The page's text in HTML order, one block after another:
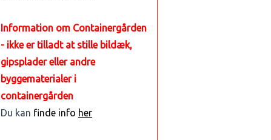
Information om Containergården
- ikke er tilladt at stille bildæk,
gipsplader eller andre
byggematerialer i
containergården
Du kan finde info her